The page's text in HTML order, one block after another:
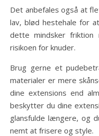
Det anbefales også at
lav, blød hestehale for
dette mindsker friktion
risikoen for knuder.
Brug gerne et
materialer er mere
dine extensions end
beskytter du dine
glansfulde længere, og
nemt at frisere og style.